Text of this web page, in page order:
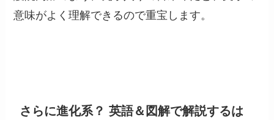
意味がよく理解できるので重宝します。
さらに進化系？ 英語＆図解で解説するは